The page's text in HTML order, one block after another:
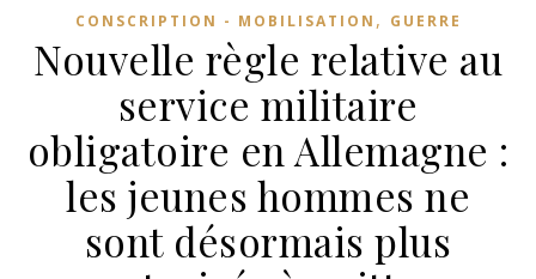
CONSCRIPTION - MOBILISATION , GUERRE
Nouvelle règle relative au
service militaire
obligatoire en Allemagne :
les jeunes hommes ne
sont désormais plus